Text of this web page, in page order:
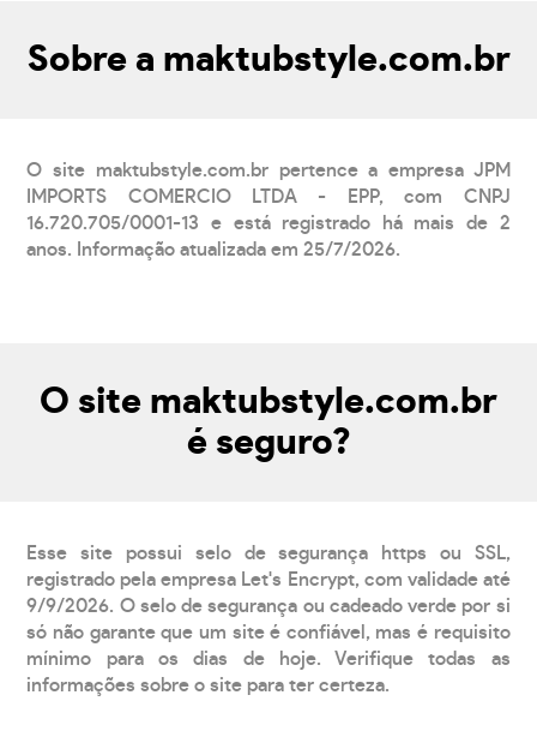
Sobre a maktubstyle.com.br
O site maktubstyle.com.br pertence a empresa JPM
IMPORTS COMERCIO LTDA - EPP, com CNPJ
16.720.705/0001-13 e está registrado há mais de 2
anos. Informação atualizada em 25/7/2026.
O site maktubstyle.com.br
é seguro?
Esse site possui selo de segurança https ou SSL,
registrado pela empresa Let's Encrypt, com validade até
9/9/2026. O selo de segurança ou cadeado verde por si
só não garante que um site é confiável, mas é requisito
mínimo para os dias de hoje. Verifique todas as
informações sobre o site para ter certeza.